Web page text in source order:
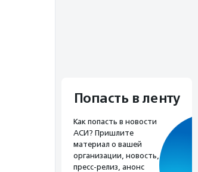
Попасть в ленту
Как попасть в новости
АСИ? Пришлите
материал о вашей
организации, новость,
пресс-релиз, анонс